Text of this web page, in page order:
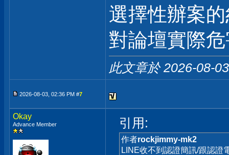
選擇性辦案
對論壇實際
此文章於 2026-08-
2026-08-03, 02:36 PM #7
Okay
Advance Member 引用:
作者rockjimmy-mk2
LINE收不到認證簡訊/跟認證